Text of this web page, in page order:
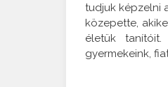
tudjuk képzelni
közepette,
életük tanítóit.
gyermekeink,